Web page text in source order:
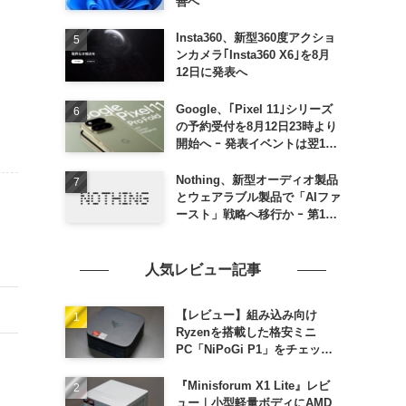
Insta360、新型360度アクショ
ンカメラ｢Insta360 X6｣を8月
12日に発表へ
Google、｢Pixel 11｣シリーズ
の予約受付を8月12日23時より
開始へ ｰ 発表イベントは翌13
Nothing、新型オーディオ製品
とウェアラブル製品で「AIファ
ースト」戦略へ移行か ｰ 第1弾
人気レビュー記事
【レビュー】組み込み向け
Ryzenを搭載した格安ミニ
PC「NiPoGi P1」をチェック
高性能
『Minisforum X1 Lite』レビ
ュー｜小型軽量ボディにAMD